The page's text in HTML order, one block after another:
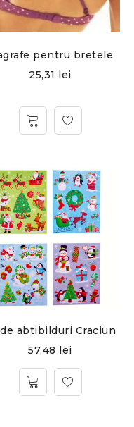
pentru bretele
25,31 lei
abtibilduri Craciun
57,48 lei